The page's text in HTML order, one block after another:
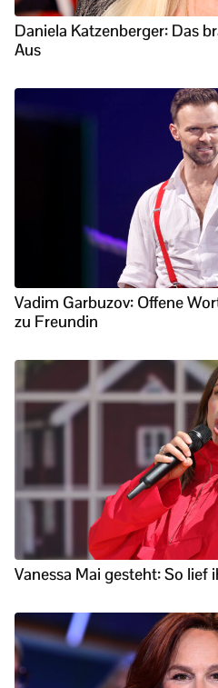
Daniela Katzenberger: Das
Aus
Vadim Garbuzov: Offene
zu Freundin
Vanessa Mai gesteht: So lief